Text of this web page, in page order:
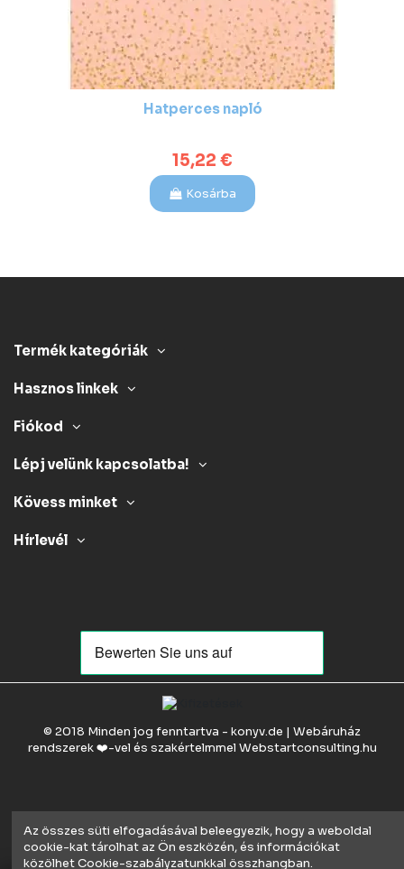
Hatperces napló
15,22 €
Kosárba
Termék kategóriák
Hasznos linkek
Fiókod
Lépj velünk kapcsolatba!
Kövess minket
Hírlevél
© 2018 Minden jog fenntartva - konyv.de | Webáruház
rendszerek ❤️-vel és szakértelmmel Webstartconsulting.hu
Az összes süti elfogadásával beleegyezik, hogy a weboldal
cookie-kat tárolhat az Ön eszközén, és információkat
közölhet Cookie-szabályzatunkkal összhangban.